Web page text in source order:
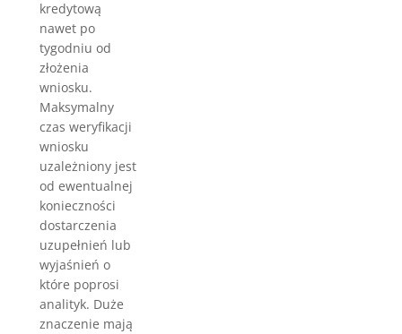
kredytową
nawet po
tygodniu od
złożenia
wniosku.
Maksymalny
czas weryfikacji
wniosku
uzależniony jest
od ewentualnej
konieczności
dostarczenia
uzupełnień lub
wyjaśnień o
które poprosi
analityk. Duże
znaczenie mają